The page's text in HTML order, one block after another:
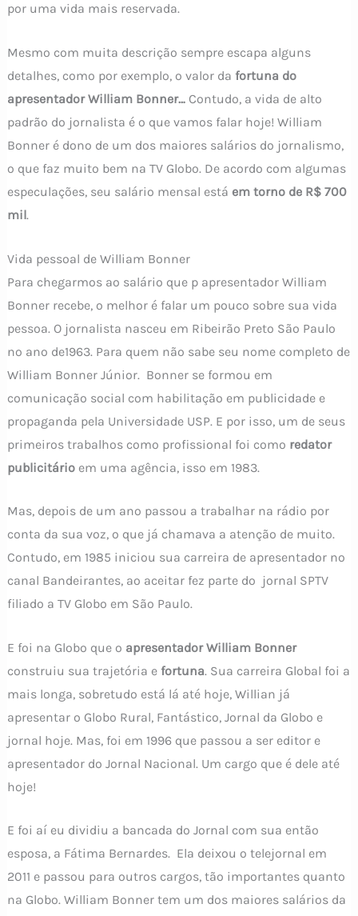
por uma vida mais reservada.
Mesmo com muita descrição sempre escapa alguns
detalhes, como por exemplo, o valor da fortuna do
apresentador William Bonner…Contudo, a vida de alto
padrão do jornalista é o que vamos falar hoje! William
Bonner é dono de um dos maiores salários do jornalismo,
o que faz muito bem na TV Globo. De acordo com algumas
especulações, seu salário mensal está em torno de R$ 700
mil.
Vida pessoal de William Bonner
Para chegarmos ao salário que p apresentador William
Bonner recebe, o melhor é falar um pouco sobre sua vida
pessoa. O jornalista nasceu em Ribeirão Preto São Paulo
no ano de1963. Para quem não sabe seu nome completo de
William Bonner Júnior. Bonner se formou em
comunicação social com habilitação em publicidade e
propaganda pela Universidade USP. E por isso, um de seus
primeiros trabalhos como profissional foi como redator
publicitárioem uma agência, isso em 1983.
Mas, depois de um ano passou a trabalhar na rádio por
conta da sua voz, o que já chamava a atenção de muito.
Contudo, em 1985 iniciou sua carreira de apresentador no
canal Bandeirantes, ao aceitar fez parte do jornal SPTV
filiado a TV Globo em São Paulo.
E foi na Globo que o apresentador William Bonner
construiu sua trajetória e fortuna. Sua carreira Global foi a
mais longa, sobretudo está lá até hoje, Willian já
apresentar o Globo Rural, Fantástico, Jornal da Globo e
jornal hoje. Mas, foi em 1996 que passou a ser editor e
apresentador do Jornal Nacional. Um cargo que é dele até
hoje!
E foi aí eu dividiu a bancada do Jornal com sua então
esposa, a Fátima Bernardes. Ela deixou o telejornal em
2011 e passou para outros cargos, tão importantes quanto
na Globo. William Bonner tem um dos maiores salários da